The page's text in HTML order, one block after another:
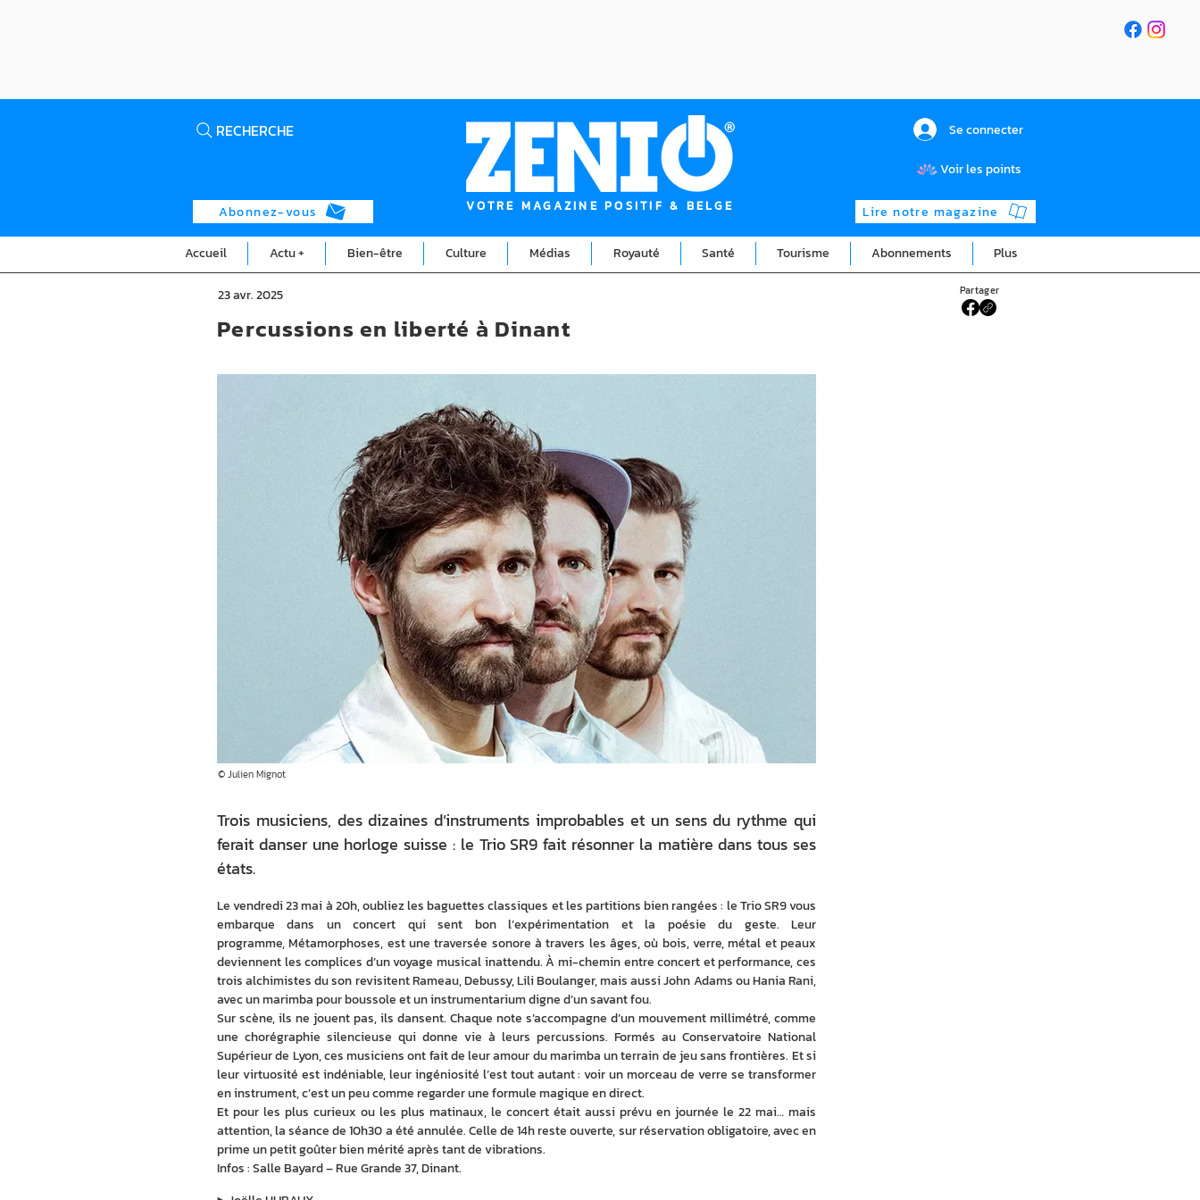
RECHERCHE
Abonnez-vous VOTRE MAGAZINE POSITIF & BELGE
Se connecter
Voir les points
Lire notre magazine
Accueil Actu + Bien-être Culture Médias Royauté Santé Tourisme Abonnements Plus
23 avr. 2025 Partager
© Julien Mignot
Trois musiciens, des dizaines d’instruments improbables et un sens du rythme qui
ferait danser une horloge suisse : le Trio SR9 fait résonner la matière dans tous ses
états.
Le vendredi 23 mai à 20h, oubliez les baguettes classiques et les partitions bien rangées : le Trio SR9 vous
embarque dans un concert qui sent bon l’expérimentation et la poésie du geste. Leur
programme, Métamorphoses, est une traversée sonore à travers les âges, où bois, verre, métal et peaux
deviennent les complices d’un voyage musical inattendu. À mi-chemin entre concert et performance, ces
trois alchimistes du son revisitent Rameau, Debussy, Lili Boulanger, mais aussi John Adams ou Hania Rani,
avec un marimba pour boussole et un instrumentarium digne d’un savant fou.
Sur scène, ils ne jouent pas, ils dansent. Chaque note s’accompagne d’un mouvement millimétré, comme
une chorégraphie silencieuse qui donne vie à leurs percussions. Formés au Conservatoire National
Supérieur de Lyon, ces musiciens ont fait de leur amour du marimba un terrain de jeu sans frontières. Et si
leur virtuosité est indéniable, leur ingéniosité l’est tout autant : voir un morceau de verre se transformer
en instrument, c’est un peu comme regarder une formule magique en direct.
Et pour les plus curieux ou les plus matinaux, le concert était aussi prévu en journée le 22 mai… mais
attention, la séance de 10h30 a été annulée. Celle de 14h reste ouverte, sur réservation obligatoire, avec en
prime un petit goûter bien mérité après tant de vibrations.
Infos : Salle Bayard – Rue Grande 37, Dinant.
Percussions en liberté à Dinant